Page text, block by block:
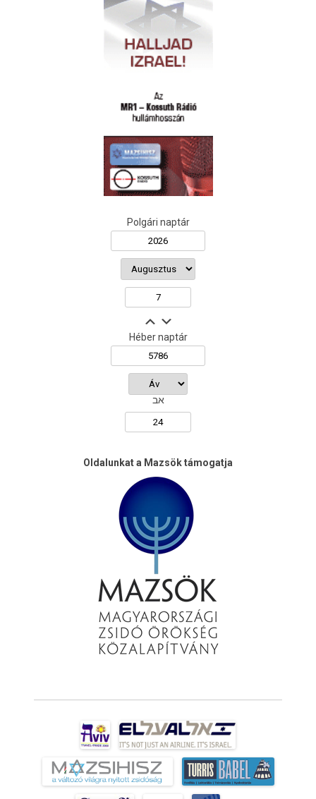
Polgári naptár
Héber naptár
אב
Oldalunkat a Mazsök támogatja